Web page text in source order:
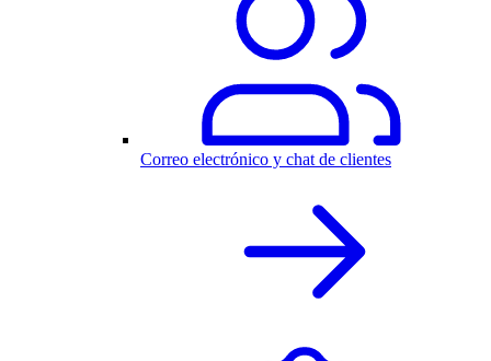
Correo electrónico y chat de clientes